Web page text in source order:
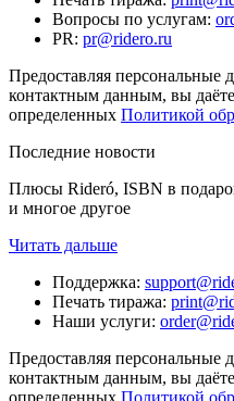
Вопросы по услугам:
PR: pr@ridero.ru
Предоставляя персональные
контактным данным, вы даёте
определенных Политикой
Последние новости
Плюсы Rideró, ISBN в
и многое другое
Читать дальше
Поддержка:
Печать тиража:
Наши услуги:
Предоставляя персональные
контактным данным, вы даёте
определенных Политикой